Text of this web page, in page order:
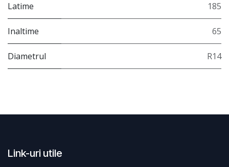
Latime 185
Inaltime 65
Diametrul R14
Link-uri utile